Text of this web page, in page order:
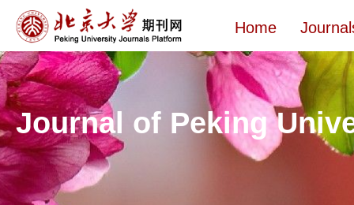
Home
Journal of Peking